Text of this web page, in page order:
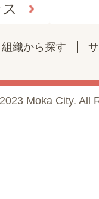
組織から探す
Moka City. All